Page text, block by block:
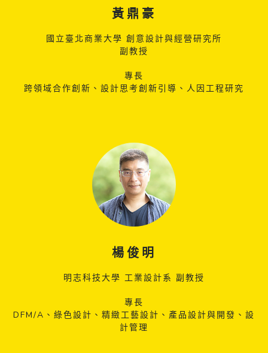
黃鼎豪
國立臺北商業大學 創意設計與經營研究所
副教授
專長
跨領域合作創新、設計思考創新引導、人因工程研究
楊俊明
明志科技大學 工業設計系 副教授
專長
DFM/A、綠色設計、精緻工藝設計、產品設計與開發、設
計管理